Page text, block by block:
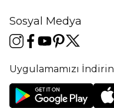
Sosyal Medya
Uygulamamızı İndirin